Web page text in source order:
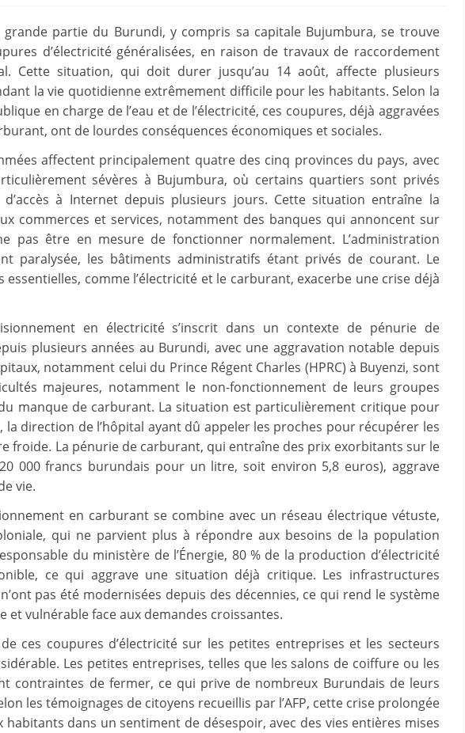
partie du Burundi, y compris sa capitale Bujumbura, se trouve
d’électricité généralisées, en raison de travaux de raccordement
Cette situation, qui doit durer jusqu’au 14 août, affecte plusieurs
la vie quotidienne extrêmement difficile pour les habitants. Selon la
en charge de l’eau et de l’électricité, ces coupures, déjà aggravées
ont de lourdes conséquences économiques et sociales.
affectent principalement quatre des cinq provinces du pays, avec
sévères à Bujumbura, où certains quartiers sont privés
d’accès à Internet depuis plusieurs jours. Cette situation entraîne la
commerces et services, notamment des banques qui annoncent sur
pas être en mesure de fonctionner normalement. L’administration
paralysée, les bâtiments administratifs étant privés de courant. Le
essentielles, comme l’électricité et le carburant, exacerbe une crise déjà
en électricité s’inscrit dans un contexte de pénurie de
plusieurs années au Burundi, avec une aggravation notable depuis
notamment celui du Prince Régent Charles (HPRC) à Buyenzi, sont
majeures, notamment le non-fonctionnement de leurs groupes
manque de carburant. La situation est particulièrement critique pour
la direction de l’hôpital ayant dû appeler les proches pour récupérer les
froide. La pénurie de carburant, qui entraîne des prix exorbitants sur le
000 francs burundais pour un litre, soit environ 5,8 euros), aggrave
vie.
en carburant se combine avec un réseau électrique vétuste,
qui ne parvient plus à répondre aux besoins de la population
du ministère de l’Énergie, 80 % de la production d’électricité
ce qui aggrave une situation déjà critique. Les infrastructures
pas été modernisées depuis des décennies, ce qui rend le système
et vulnérable face aux demandes croissantes.
ces coupures d’électricité sur les petites entreprises et les secteurs
Les petites entreprises, telles que les salons de coiffure ou les
contraintes de fermer, ce qui prive de nombreux Burundais de leurs
les témoignages de citoyens recueillis par l’AFP, cette crise prolongée
dans un sentiment de désespoir, avec des vies entières mises